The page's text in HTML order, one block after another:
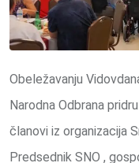
Obeležavanju
Narodna Odbrana
članovi iz organizacija
Predsednik SNO ,